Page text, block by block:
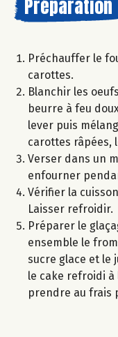
Préparation
Préchauffer le
carottes.
Blanchir les
beurre à feu
lever puis
carottes râpées,
Verser dans un
enfourner
Vérifier la
Laisser refroidir.
Préparer le
ensemble le
sucre glace et le
le cake refroidi à
prendre au frais